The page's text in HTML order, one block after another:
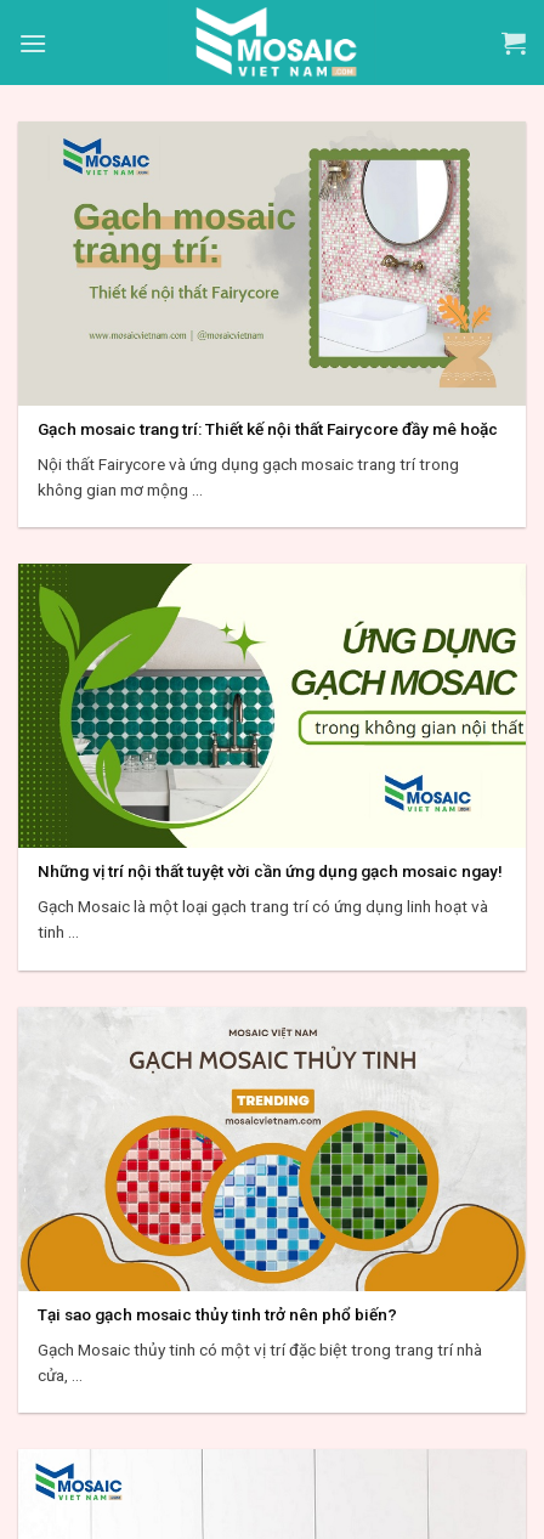
Gạch mosaic trang trí: Thiết kế nội thất Fairycore đầy mê hoặc
Nội thất Fairycore và ứng dụng gạch mosaic trang trí trong
không gian mơ mộng ...
Những vị trí nội thất tuyệt vời cần ứng dụng gạch mosaic ngay!
Gạch Mosaic là một loại gạch trang trí có ứng dụng linh hoạt và
tinh ...
Tại sao gạch mosaic thủy tinh trở nên phổ biến?
Gạch Mosaic thủy tinh có một vị trí đặc biệt trong trang trí nhà
cửa, ...